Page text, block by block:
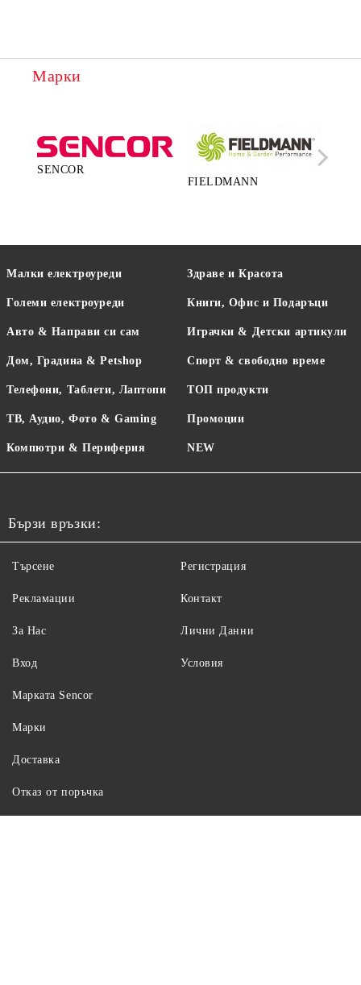
Марки
SENCOR
FIELDMANN
Малки електроуреди
Големи електроуреди
Авто & Направи си сам
Дом, Градина & Petshop
Телефони, Таблети, Лаптопи
ТВ, Аудио, Фото & Gaming
Компютри & Периферия
Здраве и Красота
Книги, Офис и Подаръци
Играчки & Детски артикули
Спорт & свободно време
ТОП продукти
Промоции
NEW
Бързи връзки:
Търсене
Рекламации
За Нас
Вход
Регистрация
Контакт
Лични Данни
Условия
Maрката Sencor
Марки
Доставка
Отказ от поръчка